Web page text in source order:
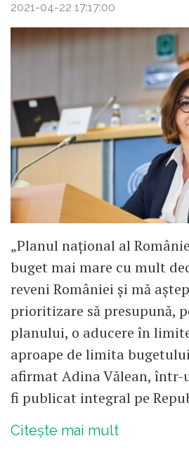
2021-04-22 17:17:00
„Planul național al
buget mai mare cu mult
reveni României și mă
prioritizare să presupună,
planului, o aducere în
aproape de limita
afirmat Adina Vălean, într-
fi publicat integral pe
Citește mai mult